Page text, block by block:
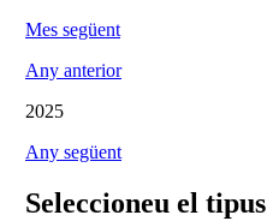
Mes següent
Any anterior
2025
Any següent
Seleccioneu el